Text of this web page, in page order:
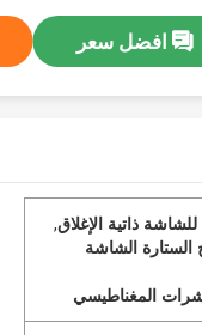
افضل سعر
ذاتية الإغلاق,
الشاشة
المغناطيسي